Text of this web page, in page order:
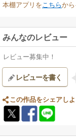
本棚アプリを こちらか
みんなのレビュー
レビュー募集中！
レビューを書く
この作品をシェアしよ